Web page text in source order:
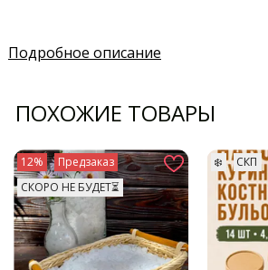
Подробное описание
ПОХОЖИЕ ТОВАРЫ
12%
Предзаказ
СКОРО НЕ БУДЕТ⏳
❄️ СКП